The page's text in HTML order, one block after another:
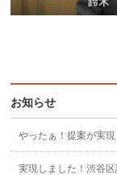
お知らせ
やったぁ！提案が実
実現しました！渋谷